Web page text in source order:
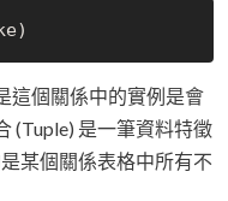
這個關係中的實例是會
(Tuple) 是一筆資料特徵
某個關係表格中所有不